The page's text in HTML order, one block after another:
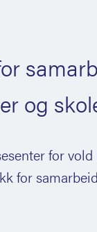
og
for
for